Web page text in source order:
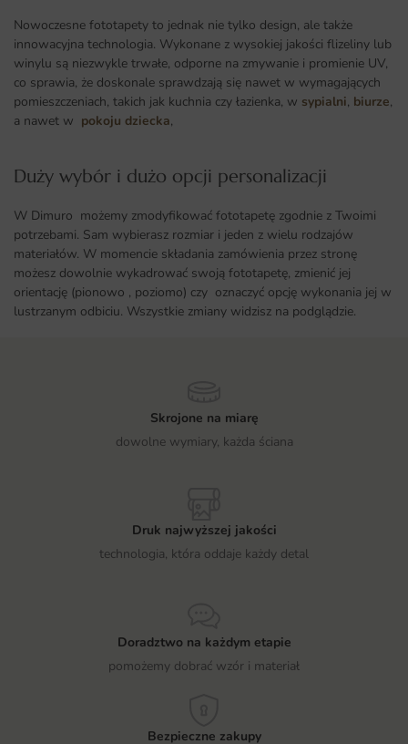
Nowoczesne fototapety to jednak nie tylko design, ale także
innowacyjna technologia. Wykonane z wysokiej jakości flizeliny lub
winylu są niezwykle trwałe, odporne na zmywanie i promienie UV,
co sprawia, że doskonale sprawdzają się nawet w wymagających
pomieszczeniach, takich jak kuchnia czy łazienka, w sypialni, biurze,
a nawet w pokoju dziecka,
Duży wybór i dużo opcji personalizacji ​
W Dimuro możemy zmodyfikować fototapetę zgodnie z Twoimi
potrzebami. Sam wybierasz rozmiar i jeden z wielu rodzajów
materiałów. W momencie składania zamówienia przez stronę
możesz dowolnie wykadrować swoją fototapetę, zmienić jej
orientację (pionowo , poziomo) czy oznaczyć opcję wykonania jej w
lustrzanym odbiciu. Wszystkie zmiany widzisz na podglądzie.
Skrojone na miarę
dowolne wymiary, każda ściana
Druk najwyższej jakości
technologia, która oddaje każdy detal
Doradztwo na każdym etapie
pomożemy dobrać wzór i materiał
Bezpieczne zakupy